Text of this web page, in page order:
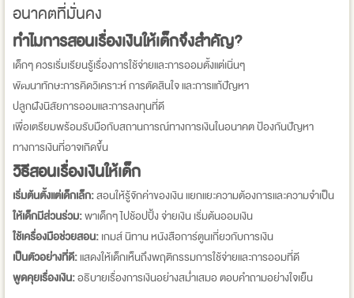
อนาคตที่มั่นคง
ทำไมการสอนเรื่องเงินให้เด็กจึงสำคัญ?
เด็กๆ ควรเริ่มเรียนรู้เรื่องการใช้จ่ายและการออมตั้งแต่เนิ่นๆ
พัฒนาทักษะการคิดวิเคราะห์ การตัดสินใจ และการแก้ปัญหา
ปลูกฝังนิสัยการออมและการลงทุนที่ดี
เพื่อเตรียมพร้อมรับมือกับสถานการณ์ทางการเงินในอนาคต ป้องกันปัญหา
ทางการเงินที่อาจเกิดขึ้น
วิธีสอนเรื่องเงินให้เด็ก
เริ่มต้นตั้งแต่เด็กเล็ก:สอนให้รู้จักค่าของเงิน แยกแยะความต้องการและความจำเป็น
ให้เด็กมีส่วนร่วม:พาเด็กๆ ไปช้อปปิ้ง จ่ายเงิน เริ่มต้นออมเงิน
ใช้เครื่องมือช่วยสอน:เกมส์ นิทาน หนังสือการ์ตูนเกี่ยวกับการเงิน
เป็นตัวอย่างที่ดี:แสดงให้เด็กเห็นถึงพฤติกรรมการใช้จ่ายและการออมที่ดี
พูดคุยเรื่องเงิน:อธิบายเรื่องการเงินอย่างสม่ำเสมอ ตอบคำถามอย่างใจเย็น